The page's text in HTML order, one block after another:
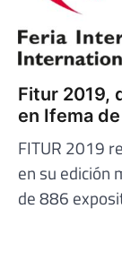
Fitur 2019,
en Ifema
FITUR 2019
en su edición
de 886